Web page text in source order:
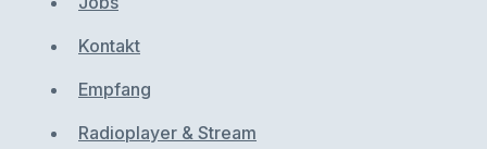
Kontakt
Empfang
Radioplayer & Stream